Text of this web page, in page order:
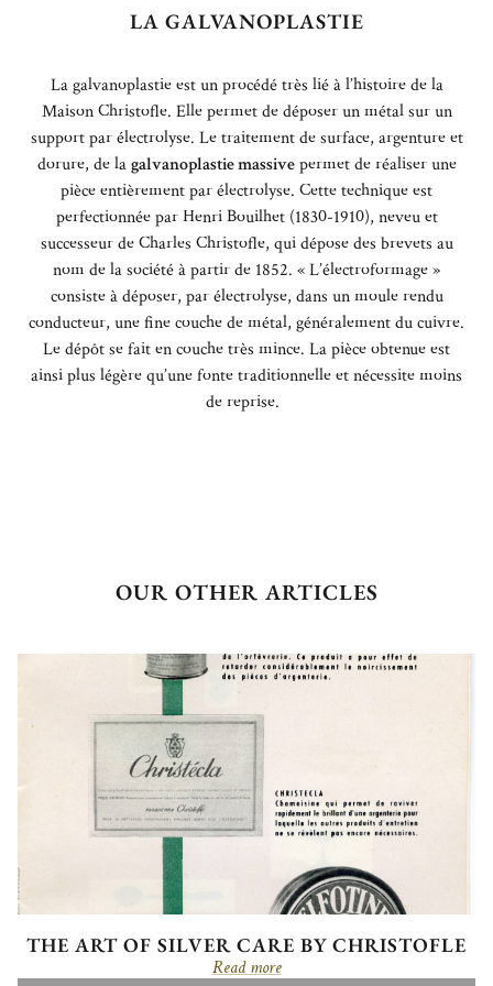
LA GALVANOPLASTIE
La galvanoplastie est un procédé très lié à l’histoire de la
Maison Christofle. Elle permet de déposer un métal sur un
support par électrolyse. Le traitement de surface, argenture et
dorure, de lagalvanoplastiemassivepermet de réaliser une
pièce entièrement par électrolyse. Cette technique est
perfectionnée par Henri Bouilhet (1830-1910), neveu et
successeur de Charles Christofle, qui dépose des brevets au
nom de la société à partir de 1852. « L’électroformage »
consiste à déposer, par électrolyse, dans un moule rendu
conducteur, une fine couche de métal, généralement du cuivre.
Le dépôt se fait en couche très mince. La pièce obtenue est
ainsi plus légère qu’une fonte traditionnelle et nécessite moins
de reprise.
OUR OTHER ARTICLES
THE ART OF SILVER CARE BY CHRISTOFLE
Read more